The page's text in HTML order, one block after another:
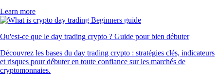
Learn more
Qu'est-ce que le day trading crypto ? Guide pour bien débuter
Découvrez les bases du day trading crypto : stratégies clés, indicateurs
et risques pour débuter en toute confiance sur les marchés de
cryptomonnaies.